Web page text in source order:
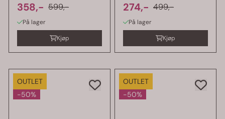
shorts ...
358,- 599,-
På lager
Kjøp
skjorte
274,- 499,-
På lager
Kjøp
OUTLET
-50%
OUTLET
-50%